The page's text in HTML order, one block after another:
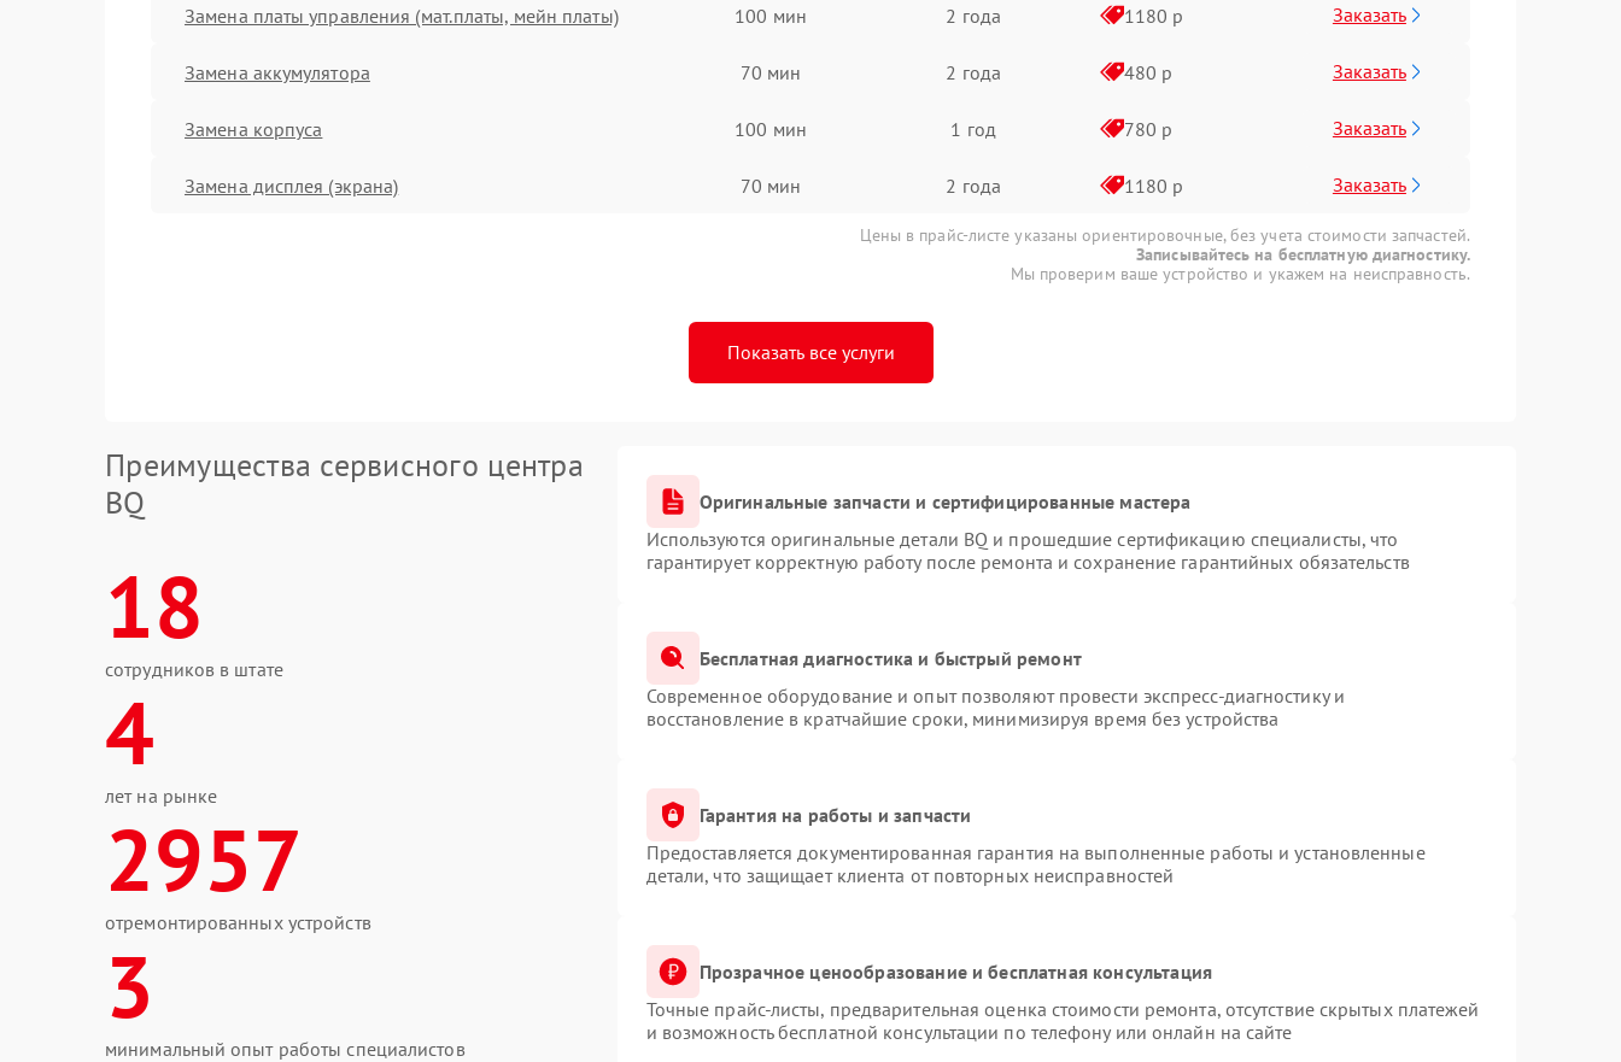
Замена платы управления (мат.платы, мейн платы) 100 мин 2 года 1180 р Заказать
Замена аккумулятора 70 мин 2 года 480 р Заказать
Замена корпуса 100 мин 1 год 780 р Заказать
Замена дисплея (экрана) 70 мин 2 года 1180 р Заказать
Цены в прайс-листе указаны ориентировочные, без учета стоимости запчастей.
Записывайтесь на бесплатную диагностику.
Мы проверим ваше устройство и укажем на неисправность.
Показать все услуги
Преимущества сервисного центра
BQ
18
сотрудников в штате
4
лет на рынке
2957
отремонтированных устройств
3
минимальный опыт работы специалистов
Оригинальные запчасти и сертифицированные мастера
Используются оригинальные детали BQ и прошедшие сертификацию специалисты, что
гарантирует корректную работу после ремонта и сохранение гарантийных обязательств
Бесплатная диагностика и быстрый ремонт
Современное оборудование и опыт позволяют провести экспресс-диагностику и
восстановление в кратчайшие сроки, минимизируя время без устройства
Гарантия на работы и запчасти
Предоставляется документированная гарантия на выполненные работы и установленные
детали, что защищает клиента от повторных неисправностей
Прозрачное ценообразование и бесплатная консультация
Точные прайс-листы, предварительная оценка стоимости ремонта, отсутствие скрытых платежей
и возможность бесплатной консультации по телефону или онлайн на сайте